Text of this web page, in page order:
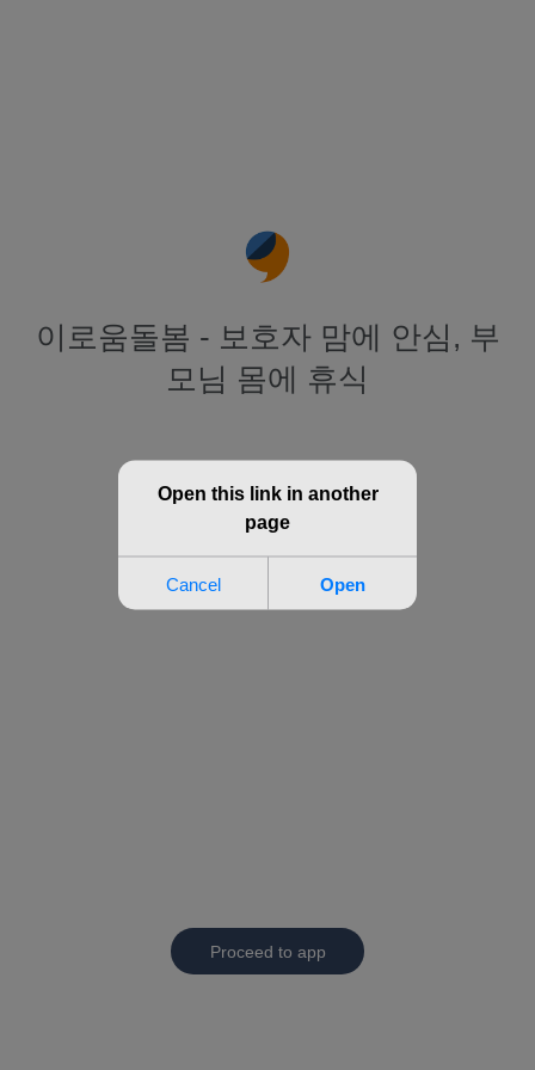
이로움돌봄 - 보호자 맘에 안심, 부
모님 몸에 휴식
Proceed to app